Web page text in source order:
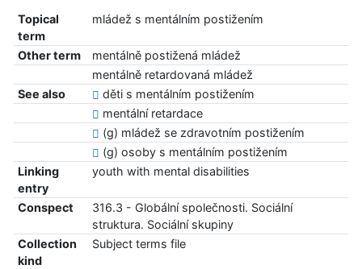
Topical
term
mládež s mentálním postižením
Other term
mentálně postižená mládež
mentálně retardovaná mládež
See also
děti s mentálním postižením
mentální retardace
(g) mládež se zdravotním postižením
(g) osoby s mentálním postižením
Linking
entry
youth with mental disabilities
Conspect
316.3 - Globální společnosti. Sociální
struktura. Sociální skupiny
Collection
kind
Subject terms file